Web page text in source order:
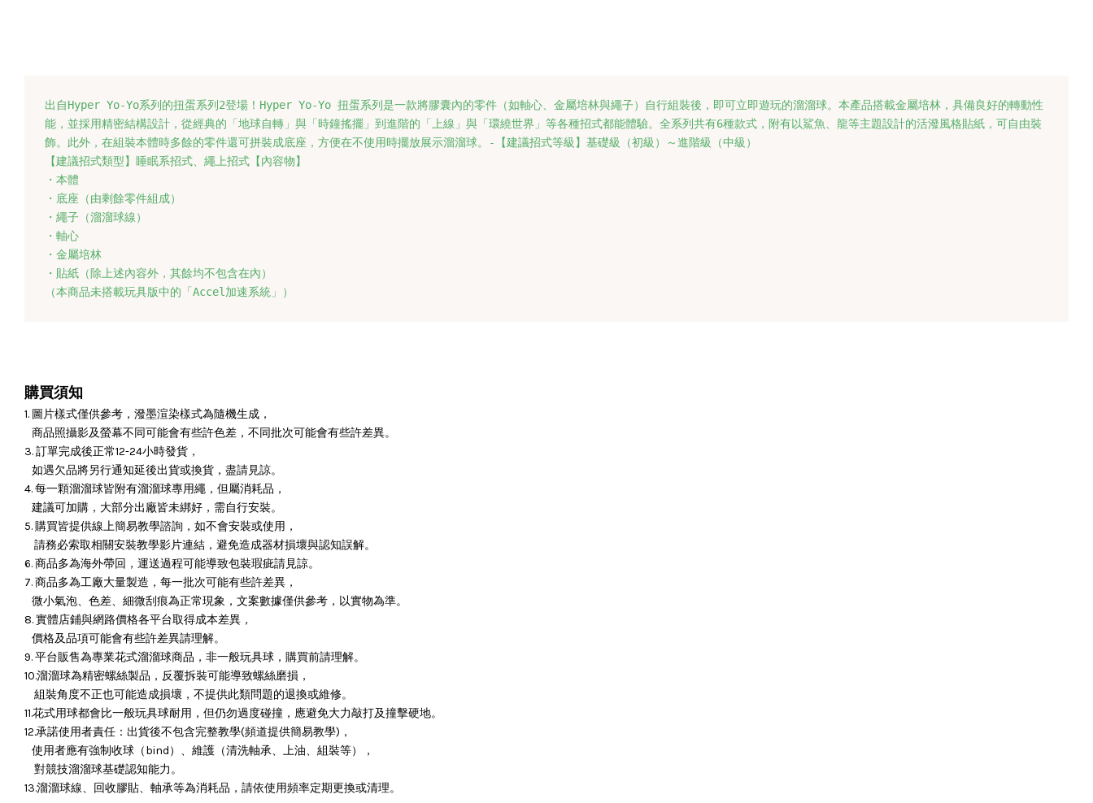
出自Hyper Yo-Yo系列的扭蛋系列2登場！ Hyper Yo-Yo 扭蛋系列是一款將膠囊內的零件（如軸心、金屬培林與繩子） 自行組裝後，即可立即遊玩的溜溜球。 本產品搭載金屬培林，具備良好的轉動性
能， 並採用精密結構設計，從經典的「地球自轉」 與「時鐘搖擺」 到進階的「上線」與「環繞世界」等各種招式都能體驗。 全系列共有6種款式，附有以鯊魚、龍等主題設計的活潑風格貼紙，可自由裝
飾。 此外，在組裝本體時多餘的零件還可拼裝成底座，方便在不使用時擺放展示溜溜球。 -
【建議招式等級】基礎級（初級）～進階級（中級）
【建議招式類型】睡眠系招式、繩上招式 【內容物】
・本體
・底座（由剩餘零件組成）
・繩子（溜溜球線）
・軸心
・金屬培林
・貼紙 （除上述內容外，其餘均不包含在內）
（本商品未搭載玩具版中的「Accel加速系統」）
購買須知
1. 圖片樣式僅供參考，潑墨渲染樣式為隨機生成，
商品照攝影及螢幕不同可能會有些許色差，不同批次可能會有些許差異。
3. 訂單完成後正常12-24小時發貨，
如遇欠品將另行通知延後出貨或換貨，盡請見諒。
4. 每一顆溜溜球皆附有溜溜球專用繩，但屬消耗品，
建議可加購，大部分出廠皆未綁好，需自行安裝。
5. 購買皆提供線上簡易教學諮詢，如不會安裝或使用，
請務必索取相關安裝教學影片連結，避免造成器材損壞與認知誤解。
6. 商品多為海外帶回，運送過程可能導致包裝瑕疵請見諒。
7. 商品多為工廠大量製造，每一批次可能有些許差異，
微小氣泡、色差、細微刮痕為正常現象，文案數據僅供參考，以實物為準。
8. 實體店鋪與網路價格各平台取得成本差異，
價格及品項可能會有些許差異請理解。
9. 平台販售為專業花式溜溜球商品，非一般玩具球，購買前請理解。
10.溜溜球為精密螺絲製品，反覆拆裝可能導致螺絲磨損，
組裝角度不正也可能造成損壞， 不提供此類問題的退換或維修。
11.花式用球都會比一般玩具球耐用，但仍勿過度碰撞，應避免大力敲打及撞擊硬地。
12.承諾使用者責任：出貨後不包含完整教學(頻道提供簡易教學)，
使用者應有強制收球（bind）、維護（清洗軸承、上油、組裝等），
對競技溜溜球基礎認知能力。
13.溜溜球線、回收膠貼、軸承等為消耗品，請依使用頻率定期更換或清理。